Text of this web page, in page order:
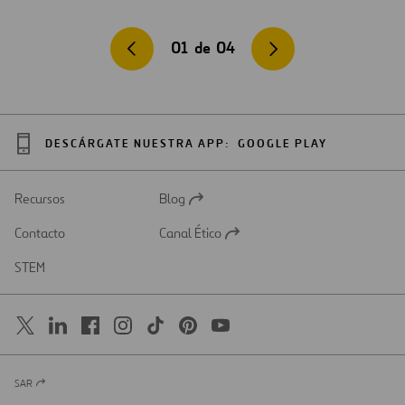
01 de 04
DESCÁRGATE NUESTRA APP: GOOGLE PLAY
Recursos
Abrir
una
Blog
Contacto
Abrir
Canal Ético
STEM
Abrir
SAR